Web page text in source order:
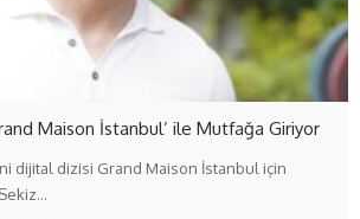
Maison İstanbul’ ile Mutfağa Giriyor
dijital dizisi Grand Maison İstanbul için